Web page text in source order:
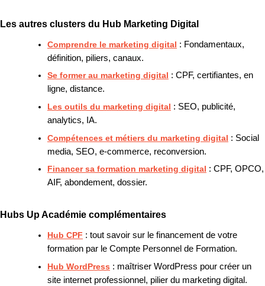
Les autres clusters du Hub Marketing Digital
Comprendre le marketing digital : Fondamentaux,
définition, piliers, canaux.
Se former au marketing digital : CPF, certifiantes, en
ligne, distance.
Les outils du marketing digital : SEO, publicité,
analytics, IA.
Compétences et métiers du marketing digital : Social
media, SEO, e-commerce, reconversion.
Financer sa formation marketing digital : CPF, OPCO,
AIF, abondement, dossier.
Hubs Up Académie complémentaires
Hub CPF : tout savoir sur le financement de votre
formation par le Compte Personnel de Formation.
Hub WordPress : maîtriser WordPress pour créer un
site internet professionnel, pilier du marketing digital.